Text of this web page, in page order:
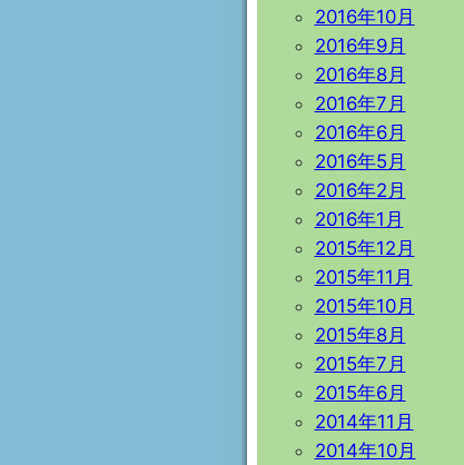
2016年10月
2016年9月
2016年8月
2016年7月
2016年6月
2016年5月
2016年2月
2016年1月
2015年12月
2015年11月
2015年10月
2015年8月
2015年7月
2015年6月
2014年11月
2014年10月